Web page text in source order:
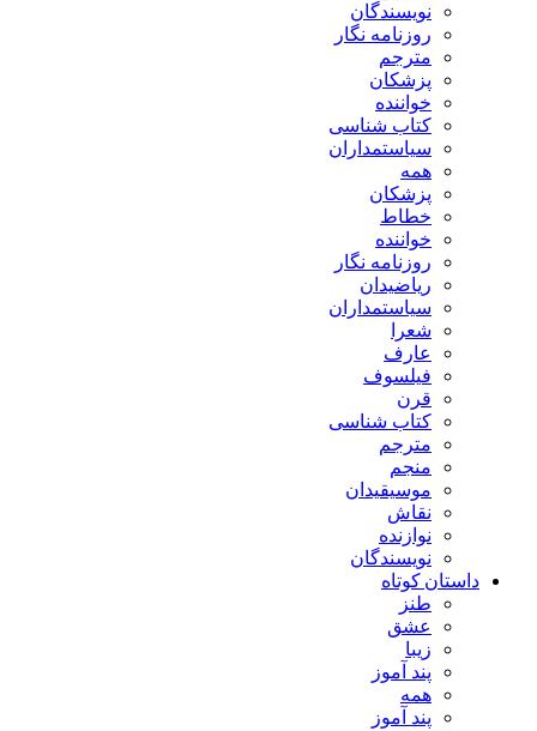
نویسندگان
روزنامه نگار
مترجم
پزشکان
خواننده
کتاب شناسی
سیاستمداران
همه
پزشکان
خطاط
خواننده
روزنامه نگار
ریاضیدان
سیاستمداران
شعرا
عارف
فیلسوف
قرن
کتاب شناسی
مترجم
منجم
موسیقیدان
نقاش
نوازنده
نویسندگان
داستان کوتاه
طنز
عشق
زیبا
پند آموز
همه
پند آموز